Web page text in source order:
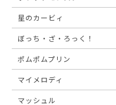
星のカービィ
ぼっち・ざ・ろっく！
ポムポムプリン
マイメロディ
マッシュル